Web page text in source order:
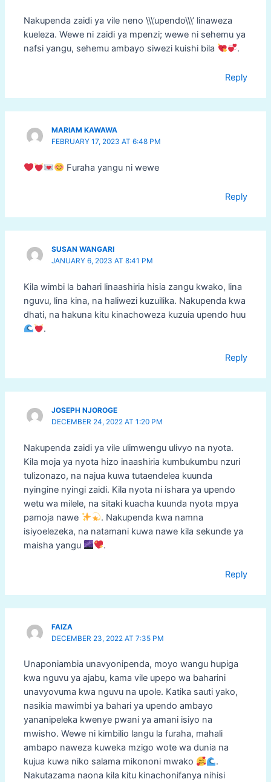
Nakupenda zaidi ya vile neno \\\’upendo\\\’ linaweza
kueleza. Wewe ni zaidi ya mpenzi; wewe ni sehemu ya
nafsi yangu, sehemu ambayo siwezi kuishi bila
.
Reply
MARIAM KAWAWA
FEBRUARY 17, 2023 AT 6:48 PM
Furaha yangu ni wewe
Reply
SUSAN WANGARI
JANUARY 6, 2023 AT 8:41 PM
Kila wimbi la bahari linaashiria hisia zangu kwako, lina
nguvu, lina kina, na haliwezi kuzuilika. Nakupenda kwa
dhati, na hakuna kitu kinachoweza kuzuia upendo huu
.
Reply
JOSEPH NJOROGE
DECEMBER 24, 2022 AT 1:20 PM
Nakupenda zaidi ya vile ulimwengu ulivyo na nyota.
Kila moja ya nyota hizo inaashiria kumbukumbu nzuri
tulizonazo, na najua kuwa tutaendelea kuunda
nyingine nyingi zaidi. Kila nyota ni ishara ya upendo
wetu wa milele, na sitaki kuacha kuunda nyota mpya
pamoja nawe
. Nakupenda kwa namna
isiyoelezeka, na natamani kuwa nawe kila sekunde ya
maisha yangu
.
Reply
FAIZA
DECEMBER 23, 2022 AT 7:35 PM
Unaponiambia unavyonipenda, moyo wangu hupiga
kwa nguvu ya ajabu, kama vile upepo wa baharini
unavyovuma kwa nguvu na upole. Katika sauti yako,
nasikia mawimbi ya bahari ya upendo ambayo
yananipeleka kwenye pwani ya amani isiyo na
mwisho. Wewe ni kimbilio langu la furaha, mahali
ambapo naweza kuweka mzigo wote wa dunia na
kujua kuwa niko salama mikononi mwako
.
Nakutazama naona kila kitu kinachonifanya nihisi